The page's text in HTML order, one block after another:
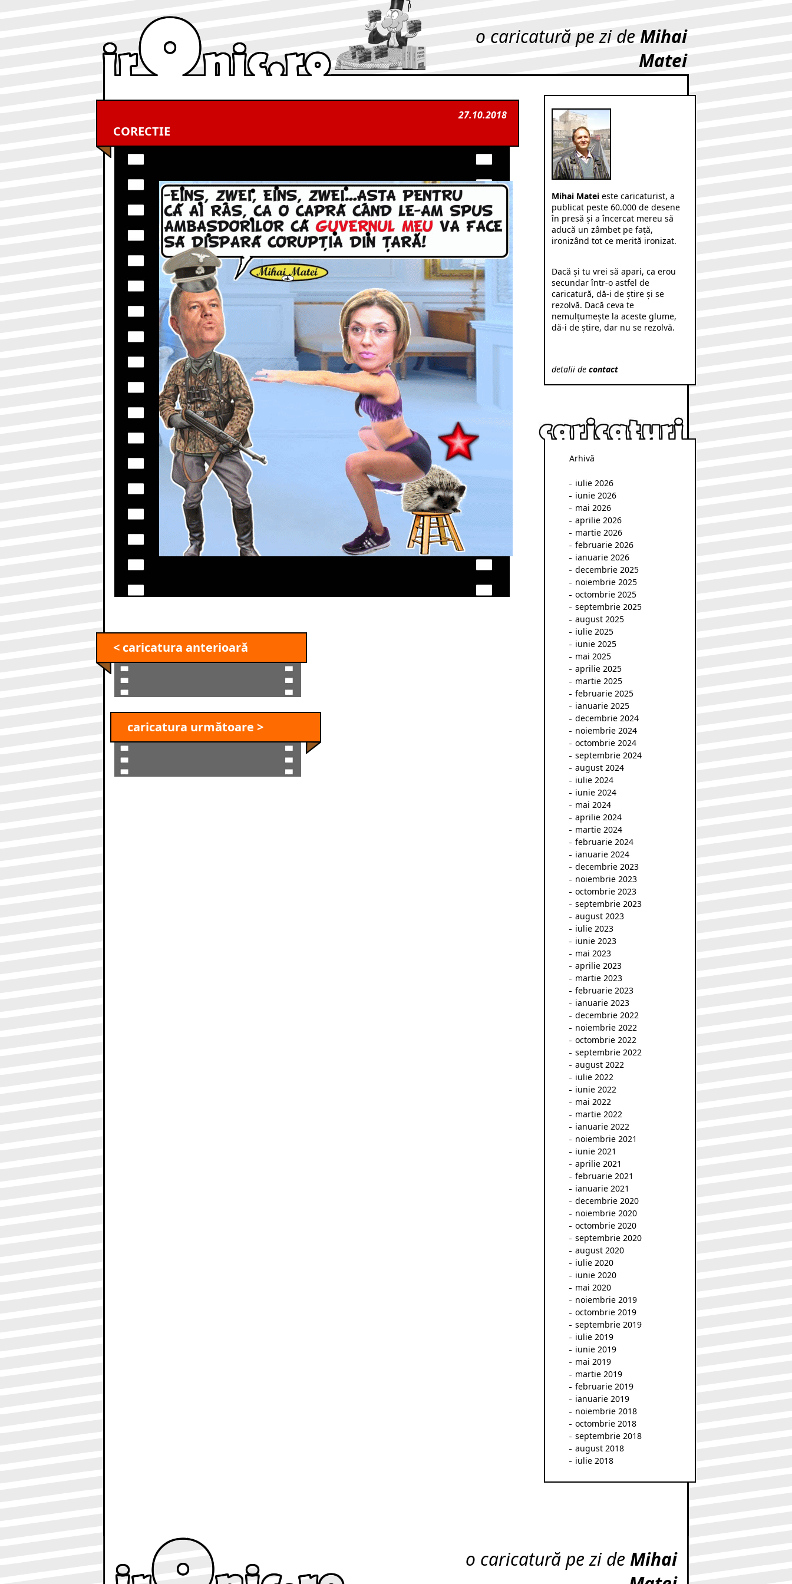
o caricatură pe zi deMihai
Matei
27.10.2018
CORECTIE
< caricatura anterioară
caricatura următoare >
Mihai Matei este caricaturist, a
publicat peste 60.000 de desene
în presă şi a încercat mereu să
aducă un zâmbet pe faţă,
ironizând tot ce merită ironizat.
Dacă şi tu vrei să apari, ca erou
secundar într-o astfel de
caricatură, dă-i de ştire şi se
rezolvă. Dacă ceva te
nemulţumeşte la aceste glume,
dă-i de ştire, dar nu se rezolvă.
detalii de contact
Arhivă
iulie 2026
iunie 2026
mai 2026
aprilie 2026
martie 2026
februarie 2026
ianuarie 2026
decembrie 2025
noiembrie 2025
octombrie 2025
septembrie 2025
august 2025
iulie 2025
iunie 2025
mai 2025
aprilie 2025
martie 2025
februarie 2025
ianuarie 2025
decembrie 2024
noiembrie 2024
octombrie 2024
septembrie 2024
august 2024
iulie 2024
iunie 2024
mai 2024
aprilie 2024
martie 2024
februarie 2024
ianuarie 2024
decembrie 2023
noiembrie 2023
octombrie 2023
septembrie 2023
august 2023
iulie 2023
iunie 2023
mai 2023
aprilie 2023
martie 2023
februarie 2023
ianuarie 2023
decembrie 2022
noiembrie 2022
octombrie 2022
septembrie 2022
august 2022
iulie 2022
iunie 2022
mai 2022
martie 2022
ianuarie 2022
noiembrie 2021
iunie 2021
aprilie 2021
februarie 2021
ianuarie 2021
decembrie 2020
noiembrie 2020
octombrie 2020
septembrie 2020
august 2020
iulie 2020
iunie 2020
mai 2020
noiembrie 2019
octombrie 2019
septembrie 2019
iulie 2019
iunie 2019
mai 2019
martie 2019
februarie 2019
ianuarie 2019
noiembrie 2018
octombrie 2018
septembrie 2018
august 2018
iulie 2018
o caricatură pe zi de Mihai